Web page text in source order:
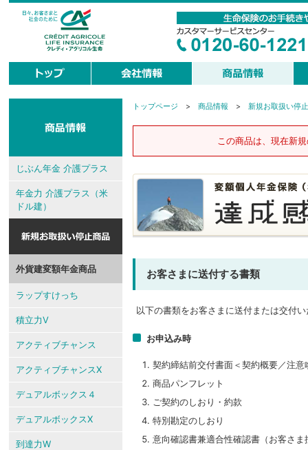
現
トップページ > 商品情報 > 新規お取扱い停
この商品は、現在新
お客さまに送付する書類
以下の書類をお客さまに送付または交付
お申込み時
契約締結前交付書面＜契約概要／注意
商品パンフレット
ご契約のしおり・約款
特別勘定のしおり
意向確認書兼適合性確認書（お客さま
じぶん年金 介護プラス
年金力 介護プラス（米
ドル建）
外貨建変額年金商品
ラップすけっち
積立力V
アクティブチャンス
アクティブチャンスX
デュアルボックス４
デュアルボックスX
到達力W